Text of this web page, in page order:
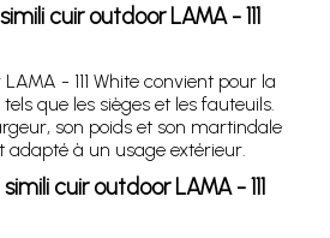
cuir outdoor LAMA - 111
- 111 White convient pour la
que les sièges et les fauteuils.
son poids et son martindale
à un usage extérieur.
cuir outdoor LAMA - 111